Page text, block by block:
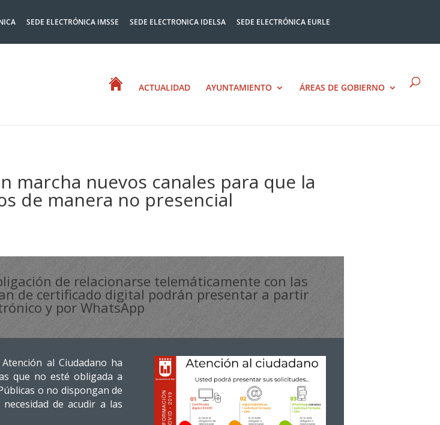
SEDE ELECTRÓNICA IMSSE SEDE ELECTRONICA IDELSA
SEDE ELECTRÓNICA EURLE
ACTUALIDAD AYUNTAMIENTO ÁREAS DE GOBIERNO
marcha nuevos canales para que la
de manera no presencial
de relacionarse telemáticamente con las
de certificado digital podrán presentar a partir
y por WhatsApp
al Ciudadano ha
que no esté obligada a
o no dispongan de
de acudir a las